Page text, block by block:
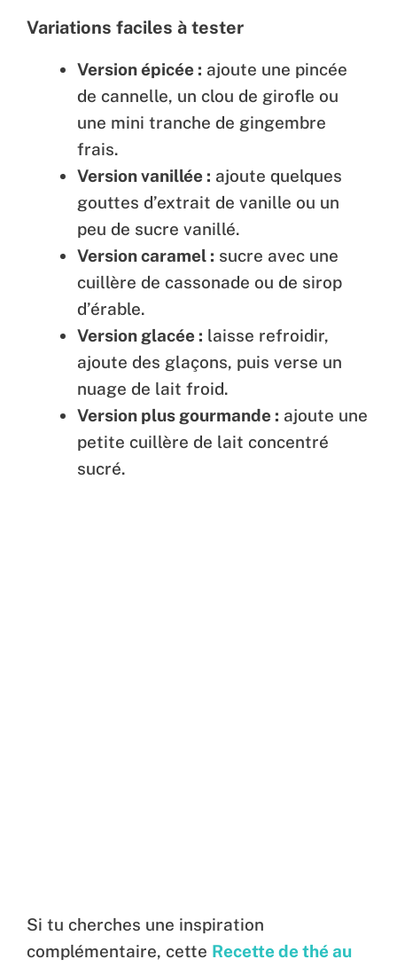
Variations faciles à tester
Version épicée : ajoute une pincée
de cannelle, un clou de girofle ou
une mini tranche de gingembre
frais.
Version vanillée : ajoute quelques
gouttes d’extrait de vanille ou un
peu de sucre vanillé.
Version caramel : sucre avec une
cuillère de cassonade ou de sirop
d’érable.
Version glacée : laisse refroidir,
ajoute des glaçons, puis verse un
nuage de lait froid.
Version plus gourmande : ajoute une
petite cuillère de lait concentré
sucré.
Si tu cherches une inspiration
complémentaire, cette Recette de thé au